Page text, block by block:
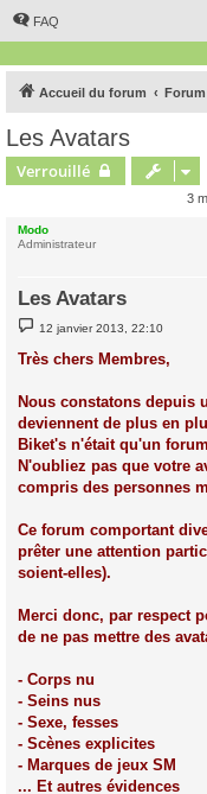
FAQ
Accueil du forum
Les Avatars
Verrouillé
3
Modo
Administrateur
Les Avatars
M
e
s
s
e
12 janvier 2013, 22:10
Très chers Membres,
Nous constatons depuis
deviennent de plus en
Biket's n'était qu'un
N'oubliez pas que votre
compris des personnes
Ce forum comportant
prêter une attention
soient-elles).
Merci donc, par respect
de ne pas mettre des
- Corps nu
- Seins nus
- Sexe, fesses
- Scènes explicites
- Marques de jeux SM
... Et autres évidences